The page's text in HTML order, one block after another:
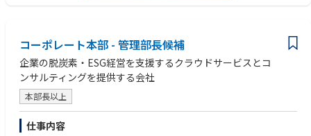
・部門方針/人材計画/採用戦略など組織運営のリード
・他事業部との連携を通じた全社的なソリューション展開
・マネージャー/メンバーのパフォーマンス管理、育成、キャリア支援
▼PJ例
・メガバンク向け：グローバル与信管理システム刷新支援
・製造・金融業界：次世代エンタープライズアーキテクチャ（EA）構想策
定支援
・自ら課題を発見し、組織を巻き込みながら解決へ導けるオーナーシップ
の高い方
・部門・職種を越えてコミュニケーションを取り、協働を推進できる方
・戦略構想だけでなく、実行/成果創出までコミットできる方
・メンバーの育成/チーム成長に喜びを感じる方
コーポレート本部 - 管理部長候補
企業の脱炭素・ESG経営を支援するクラウドサービスとコ
ンサルティングを提供する会社
本部長以上
仕事内容